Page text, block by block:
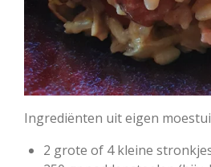
Ingrediënten uit eigen
2 grote of 4 kleine